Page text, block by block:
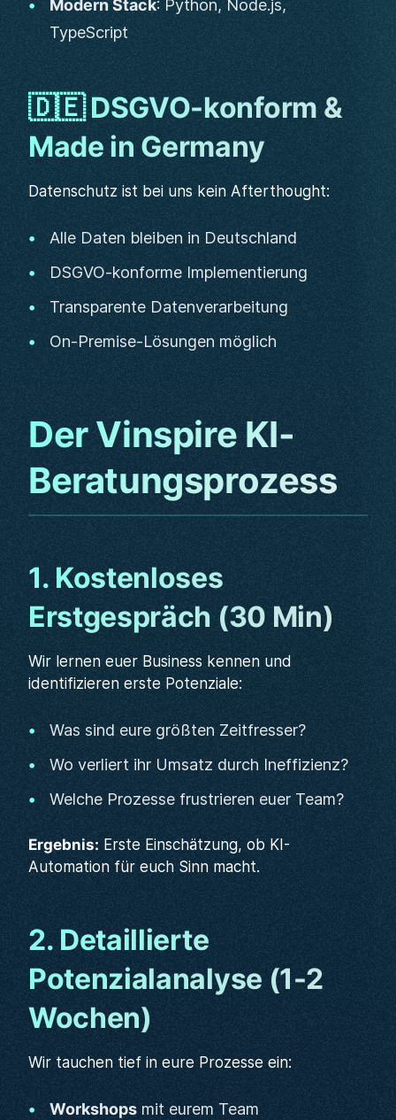
Modern Stack: Python, Node.js,
TypeScript
🇩🇪 DSGVO-konform &
Made in Germany
Datenschutz ist bei uns kein Afterthought:
Alle Daten bleiben in Deutschland
DSGVO-konforme Implementierung
Transparente Datenverarbeitung
On-Premise-Lösungen möglich
Der Vinspire KI-
Beratungsprozess
1. Kostenloses
Erstgespräch (30 Min)
Wir lernen euer Business kennen und
identifizieren erste Potenziale:
Was sind eure größten Zeitfresser?
Wo verliert ihr Umsatz durch Ineffizienz?
Welche Prozesse frustrieren euer Team?
Ergebnis: Erste Einschätzung, ob KI-
Automation für euch Sinn macht.
2. Detaillierte
Potenzialanalyse (1-2
Wochen)
Wir tauchen tief in eure Prozesse ein:
Workshops mit eurem Team